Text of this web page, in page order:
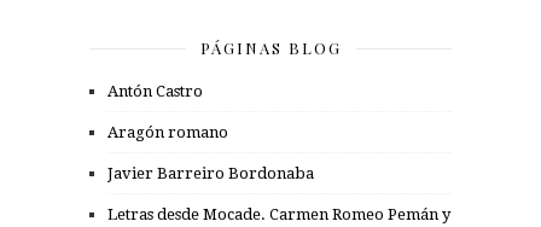
PÁGINAS BLOG
Antón Castro
Aragón romano
Javier Barreiro Bordonaba
Letras desde Mocade. Carmen Romeo Pemán y